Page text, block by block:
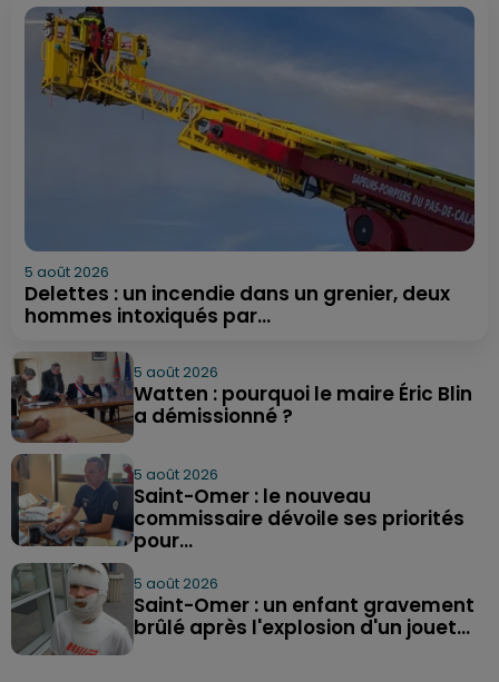
5 août 2026
Delettes : un incendie dans un grenier, deux
hommes intoxiqués par...
5 août 2026
Watten : pourquoi le maire Éric Blin
a démissionné ?
5 août 2026
Saint-Omer : le nouveau
commissaire dévoile ses priorités
pour...
5 août 2026
Saint-Omer : un enfant gravement
brûlé après l'explosion d'un jouet...